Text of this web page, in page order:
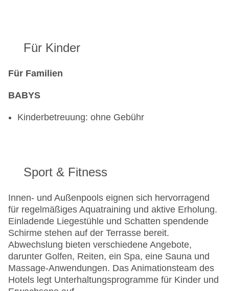
Für Kinder
Für Familien
BABYS
Kinderbetreuung: ohne Gebühr
Sport & Fitness
Innen- und Außenpools eignen sich hervorragend
für regelmäßiges Aquatraining und aktive Erholung.
Einladende Liegestühle und Schatten spendende
Schirme stehen auf der Terrasse bereit.
Abwechslung bieten verschiedene Angebote,
darunter Golfen, Reiten, ein Spa, eine Sauna und
Massage-Anwendungen. Das Animationsteam des
Hotels legt Unterhaltungsprogramme für Kinder und